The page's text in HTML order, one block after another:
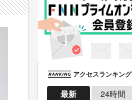
アクセスランキング
最新 24時間